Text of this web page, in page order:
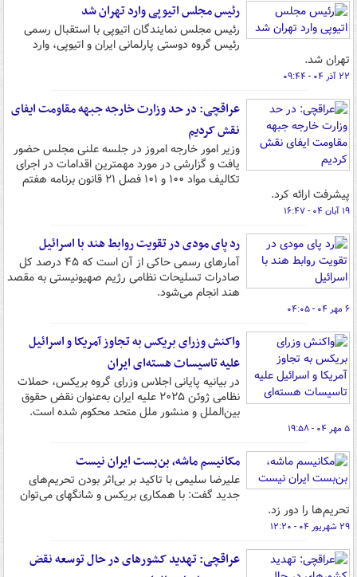
رئیس مجلس اتیوپی وارد تهران شد
رئیس مجلس نمایندگان اتیوپی با استقبال رسمی
رئیس گروه دوستی پارلمانی ایران و اتیوپی، وارد
تهران شد.
۲۲ آذر ۰۴ - ۰۹:۴۴
عراقچی: در حد وزارت خارجه جبهه مقاومت ایفای
نقش کردیم
وزیر امور خارجه امروز در جلسه علنی مجلس حضور
یافت و گزارشی در مورد مهمترین اقدامات در اجرای
تکالیف مواد ۱۰۰ و ۱۰۱ فصل ۲۱ قانون برنامه هفتم
پیشرفت ارائه کرد.
۱۹ آبان ۰۴ - ۱۶:۴۷
رد پای مودی در تقویت روابط هند با اسرائیل
آمارهای رسمی حاکی از آن است که ۴۵ درصد کل
صادرات تسلیحات نظامی رژیم صهیونیستی به مقصد
هند انجام می‌شود.
۶ مهر ۰۴ - ۰۴:۰۵
واکنش وزرای بریکس به تجاوز آمریکا و اسرائیل
علیه تاسیسات هسته‌ای ایران
در بیانیه پایانی اجلاس وزرای گروه بریکس، حملات
نظامی ژوئن ۲۰۲۵ علیه ایران به‌عنوان نقض حقوق
بین‌الملل و منشور ملل متحد محکوم شده است.
۵ مهر ۰۴ - ۱۹:۵۸
مکانیسم ماشه، بن‌بست ایران نیست
علیرضا سلیمی با تاکید بر بی‌اثر بودن تحریم‌های
جدید گفت: با همکاری بریکس و شانگهای می‌توان
تحریم‌ها را دور زد.
۲۹ شهریور ۰۴ - ۱۲:۲۰
عراقچی: تهدید کشورهای در حال توسعه نقض